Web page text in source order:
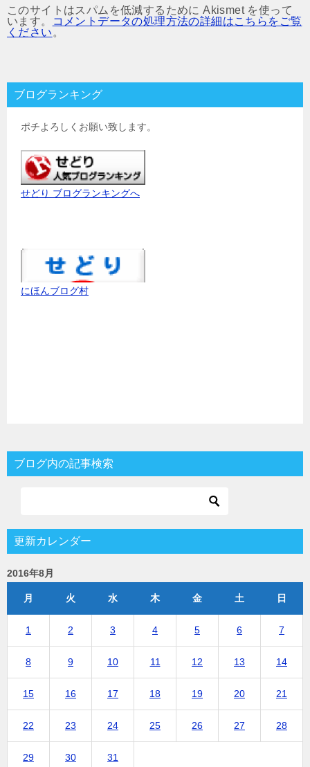
このサイトはスパムを低減するために Akismet を使って
います。
コメントデータの処理方法の詳細はこちらをご覧
ください 。
ブログランキング
ポチよろしくお願い致します。
せどり ブログランキングへ
にほんブログ村
ブログ内の記事検索
更新カレンダー
2016年8月
月 火 水 木 金 土 日
1 2 3 4 5 6 7
8 9 10 11 12 13 14
15 16 17 18 19 20 21
22 23 24 25 26 27 28
29 30 31